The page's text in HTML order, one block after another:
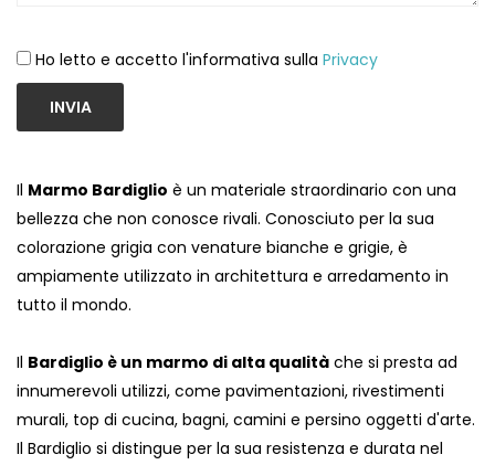
Ho letto e accetto l'informativa sulla Privacy
INVIA
Il Marmo Bardiglio è un materiale straordinario con una
bellezza che non conosce rivali. Conosciuto per la sua
colorazione grigia con venature bianche e grigie, è
ampiamente utilizzato in architettura e arredamento in
tutto il mondo.
Il Bardiglio è un marmo di alta qualità che si presta ad
innumerevoli utilizzi, come pavimentazioni, rivestimenti
murali, top di cucina, bagni, camini e persino oggetti d'arte.
Il Bardiglio si distingue per la sua resistenza e durata nel